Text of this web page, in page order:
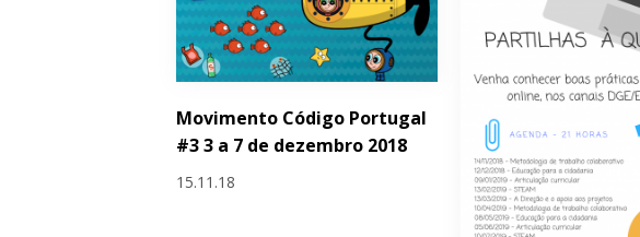
Movimento Código Portugal
#3 3 a 7 de dezembro 2018
15.11.18